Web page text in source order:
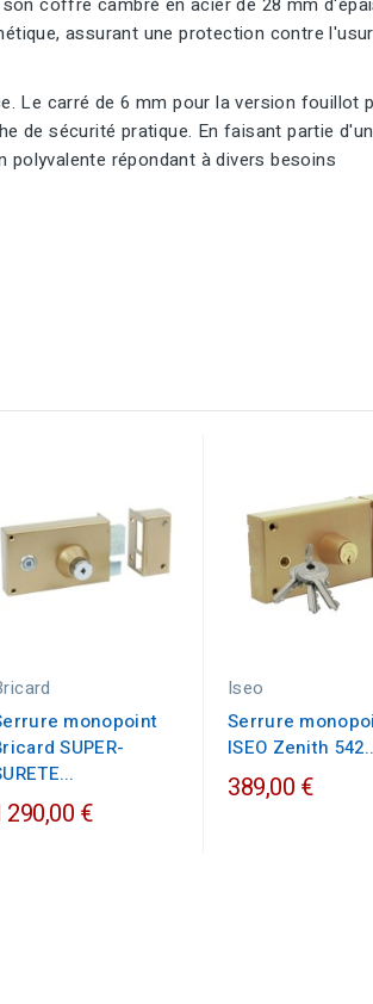
assurant une protection contre
Le carré de 6 mm pour la version fouillot
de sécurité pratique. En faisant partie
répondant à divers besoins
monopoint
SUPER-
290,00 €
Iseo
Serrure
ISEO Zenith
389,00 €